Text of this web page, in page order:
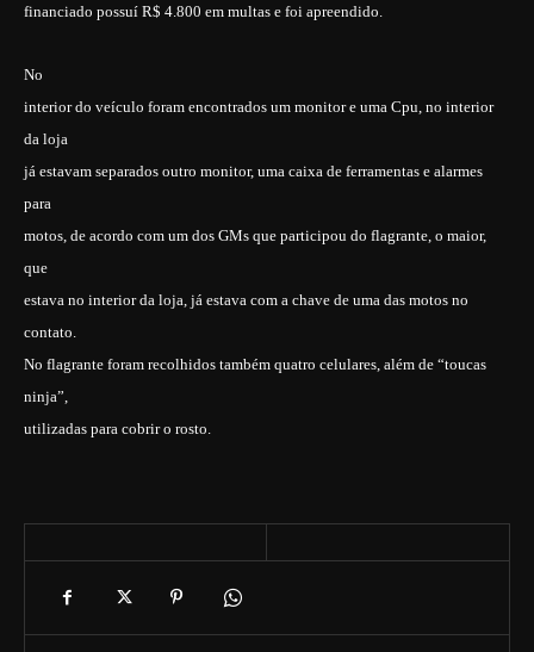
financiado possuí R$ 4.800 em multas e foi apreendido.
No
interior do veículo foram encontrados um monitor e uma Cpu, no interior
da loja
já estavam separados outro monitor, uma caixa de ferramentas e alarmes
para
motos, de acordo com um dos GMs que participou do flagrante, o maior,
que
estava no interior da loja, já estava com a chave de uma das motos no
contato.
No flagrante foram recolhidos também quatro celulares, além de “toucas
ninja”,
utilizadas para cobrir o rosto.